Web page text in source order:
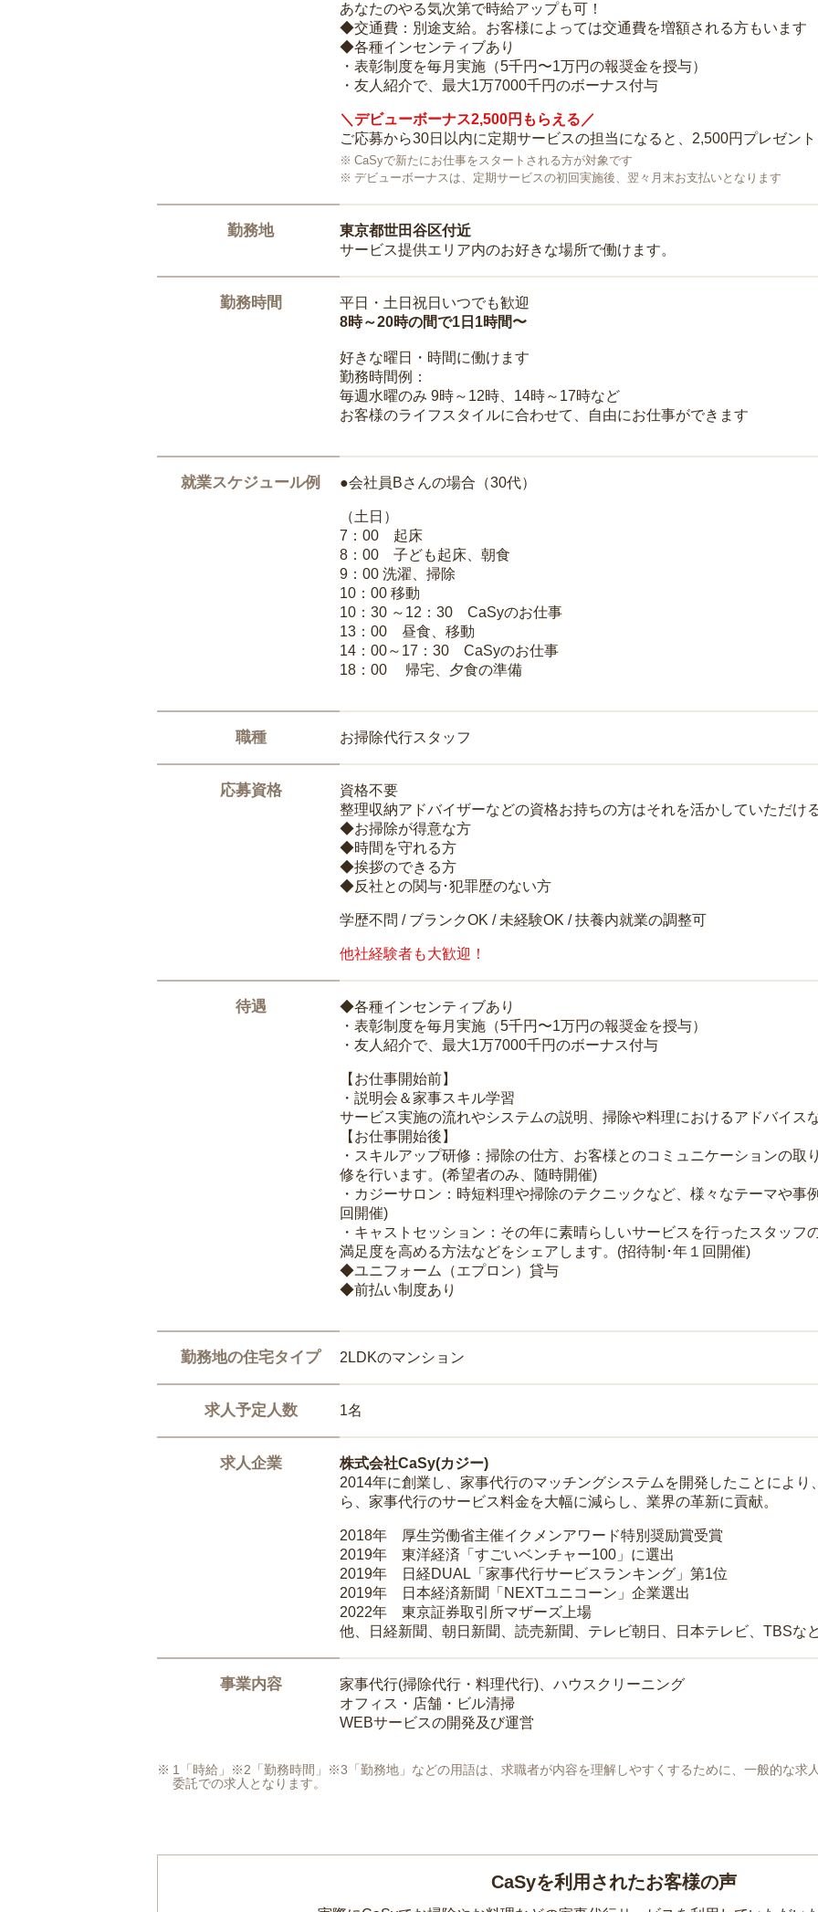
あなたのやる気次第で時給アップも可！
◆交通費：別途支給。お客様によっては交通費を増額される方もいます
◆各種インセンティブあり
・表彰制度を毎月実施（5千円〜1万円の報奨金を授与）
・友人紹介で、最大1万7000千円のボーナス付与
＼デビューボーナス2,500円もらえる／
ご応募から30日以内に定期サービスの担当になると、2,500円プレゼント
CaSyで新たにお仕事をスタートされる方が対象です
デビューボーナスは、定期サービスの初回実施後、翌々月末お支払いとなります
勤務地
東京都世田谷区付近
サービス提供エリア内のお好きな場所で働けます。
勤務時間
平日・土日祝日いつでも歓迎
8時～20時の間で1日1時間〜
好きな曜日・時間に働けます
勤務時間例：
毎週水曜のみ 9時～12時、14時～17時など
お客様のライフスタイルに合わせて、自由にお仕事ができます
就業スケジュール例 ●会社員Bさんの場合（30代）
（土日）
7：00 起床
8：00 子ども起床、朝食
9：00 洗濯、掃除
10：00 移動
10：30 ～12：30 CaSyのお仕事
13：00 昼食、移動
14：00～17：30 CaSyのお仕事
18：00 帰宅、夕食の準備
職種 お掃除代行スタッフ
応募資格
資格不要
整理収納アドバイザーなどの資格お持ちの方はそれを活かしていただけ
◆お掃除が得意な方
◆時間を守れる方
◆挨拶のできる方
◆反社との関与･犯罪歴のない方
学歴不問 / ブランクOK / 未経験OK / 扶養内就業の調整可
他社経験者も大歓迎！
待遇
◆各種インセンティブあり
・表彰制度を毎月実施（5千円〜1万円の報奨金を授与）
・友人紹介で、最大1万7000千円のボーナス付与
【お仕事開始前】
・説明会＆家事スキル学習
サービス実施の流れやシステムの説明、掃除や料理におけるアドバイス
【お仕事開始後】
・スキルアップ研修：掃除の仕方、お客様とのコミュニケーションの
修を行います。(希望者のみ、随時開催)
・カジーサロン：時短料理や掃除のテクニックなど、様々なテーマや事
回開催)
・キャストセッション：その年に素晴らしいサービスを行ったスタッ
満足度を高める方法などをシェアします。(招待制･年１回開催)
◆ユニフォーム（エプロン）貸与
◆前払い制度あり
勤務地の住宅タイプ 2LDKのマンション
求人予定人数 1名
求人企業
株式会社CaSy(カジー)
2014年に創業し、家事代行のマッチングシステムを開発したことによ
ら、家事代行のサービス料金を大幅に減らし、業界の革新に貢献。
2018年 厚生労働省主催イクメンアワード特別奨励賞受賞
2019年 東洋経済「すごいベンチャー100」に選出
2019年 日経DUAL「家事代行サービスランキング」第1位
2019年 日本経済新聞「NEXTユニコーン」企業選出
2022年 東京証券取引所マザーズ上場
他、日経新聞、朝日新聞、読売新聞、テレビ朝日、日本テレビ、TBSな
事業内容
家事代行(掃除代行・料理代行)、ハウスクリーニング
オフィス・店舗・ビル清掃
WEBサービスの開発及び運営
1「時給」※2「勤務時間」※3「勤務地」などの用語は、求職者が内容を理解しやすくするために、一般的な求
委託での求人となります。
CaSyを利用されたお客様の声